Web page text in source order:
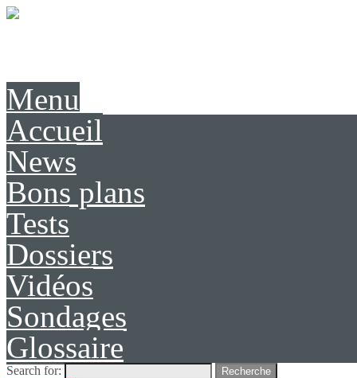
Menu
Accueil
News
Bons plans
Tests
Dossiers
Vidéos
Sondages
Glossaire
Search for: Recherche